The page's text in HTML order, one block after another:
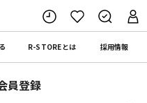
R-STOREとは 採用情報
員登録